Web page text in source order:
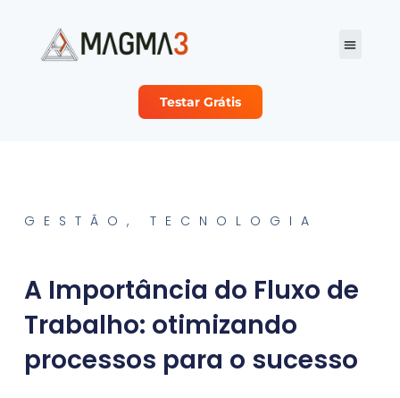
Testar Grátis
GESTÃO , TECNOLOGIA
A Importância do Fluxo de
Trabalho: otimizando
processos para o sucesso